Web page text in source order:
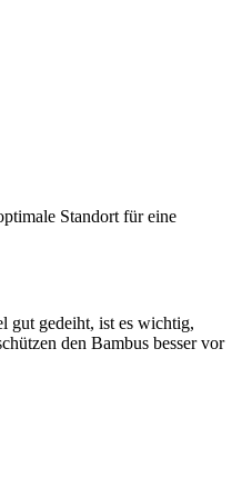
Standort für eine
gut gedeiht, ist es wichtig,
den Bambus besser vor